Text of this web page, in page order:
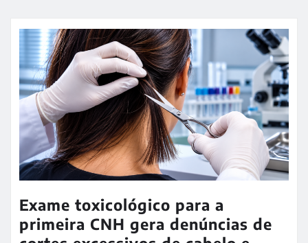
Exame toxicológico para a
primeira CNH gera denúncias de